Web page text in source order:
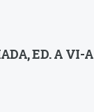
ED. A VI-A